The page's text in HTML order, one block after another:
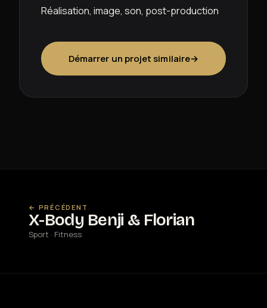
Réalisation, image, son, post-production
Démarrer un projet similaire→
← PRÉCÉDENT
X-Body Benji & Florian
Sport · Fitness